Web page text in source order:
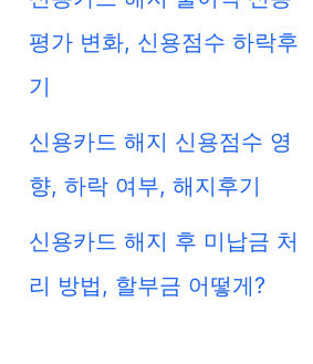
평가 변화, 신용점수 하락후
기
신용카드 해지 신용점수 영
향, 하락 여부, 해지후기
신용카드 해지 후 미납금 처
리 방법, 할부금 어떻게?